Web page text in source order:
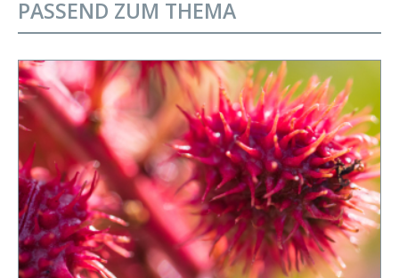
PASSEND ZUM THEMA